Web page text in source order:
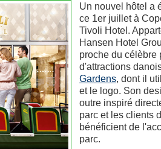
Un nouvel hôtel a
ce 1er juillet à
Tivoli Hotel.
Hansen Hotel
proche du célèbre
d'attractions
Gardens, dont il
et le logo. Son
outre inspiré
parc et les clients
bénéficient de
parc.